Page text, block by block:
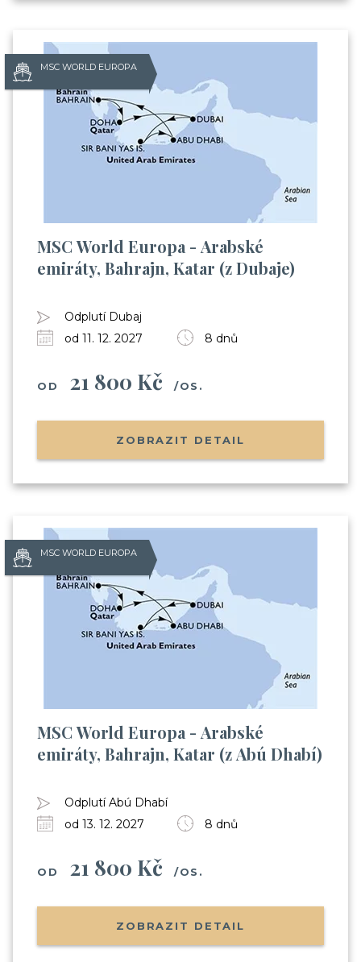
MSC WORLD EUROPA
MSC World Europa - Arabské
emiráty, Bahrajn, Katar (z Dubaje)
Odplutí Dubaj
od 11. 12. 2027
8 dnů
OD 21 800 Kč /OS.
ZOBRAZIT DETAIL
MSC WORLD EUROPA
MSC World Europa - Arabské
emiráty, Bahrajn, Katar (z Abú Dhabí)
Odplutí Abú Dhabí
od 13. 12. 2027
8 dnů
OD 21 800 Kč /OS.
ZOBRAZIT DETAIL
Už odcházíte?
Zanechte nám svůj email.
Zůstaneme v kontaktu a získáte:
Balíček videí, kde Vás seznámíme s cestováním
na výletní lodi(nalodění, jak je to s jídlem, pitím,
Odesláním souhlasíte se
zpracováním osobních údajů